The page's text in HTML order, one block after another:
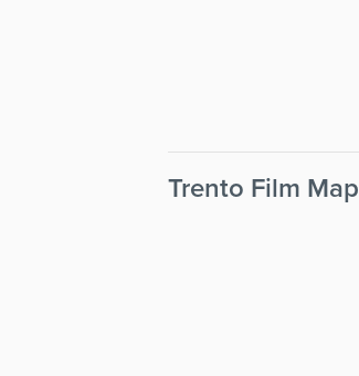
Trento Film Map